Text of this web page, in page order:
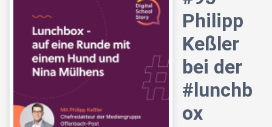
Philipp
Keßler
bei der
#lunchb
ox